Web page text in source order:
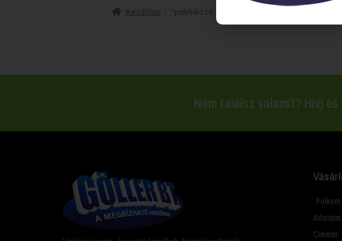
Kezdőlap “pókhálózó fej” címkével rendelkező termékek
Nem találsz valamit? Hívj
Fiókom
Címeim